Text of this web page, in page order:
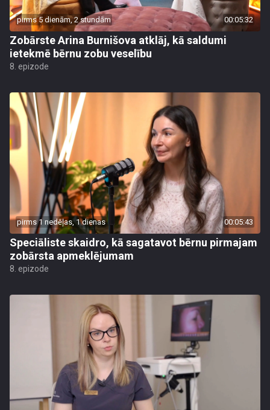
pirms 5 dienām, 2 stundām 00:05:32
Zobārste Arina Burnišova atklāj, kā saldumi
ietekmē bērnu zobu veselību
8. epizode
pirms 1 nedēļas, 1 dienas 00:05:43
Speciāliste skaidro, kā sagatavot bērnu pirmajam
zobārsta apmeklējumam
8. epizode